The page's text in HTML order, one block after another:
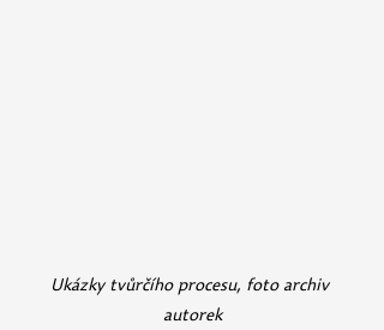
Ukázky tvůrčího procesu, foto archiv
autorek